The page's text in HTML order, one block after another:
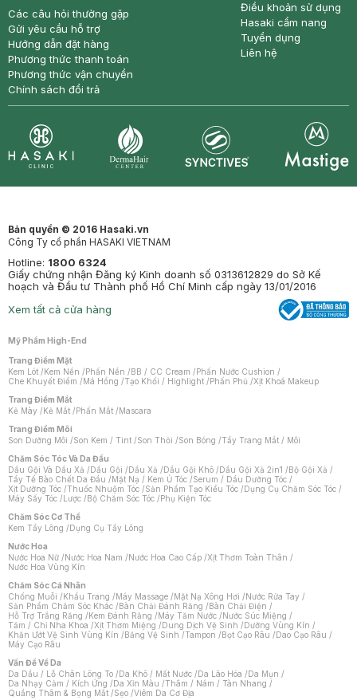
Các câu hỏi thường gặp
Gửi yêu cầu hỗ trợ
Hướng dẫn đặt hàng
Phương thức thanh toán
Phương thức vận chuyển
Chính sách đổi trả
Điều khoản sử dụng
Hasaki cẩm nang
Tuyển dụng
Liên hệ
Bản quyền © 2016 Hasaki.vn
Công Ty cổ phần HASAKI VIETNAM
Hotline: 1800 6324
Giấy chứng nhận Đăng ký Kinh doanh số 0313612829 do Sở Kế
hoạch và Đầu tư Thành phố Hồ Chí Minh cấp ngày 13/01/2016
Xem tất cả cửa hàng
Mỹ Phẩm High-End
Trang Điểm Mặt
Kem Lót /Kem Nền /Phấn Nền /BB / CC Cream /Phấn Nước Cushion /
Che Khuyết Điểm /Má Hồng /Tạo Khối / Highlight /Phấn Phủ /Xịt Khoá Makeup
Trang Điểm Mắt
Kẻ Mày /Kẻ Mắt /Phấn Mắt /Mascara
Trang Điểm Môi
Son Dưỡng Môi /Son Kem / Tint /Son Thỏi /Son Bóng /Tẩy Trang Mắt / Môi
Chăm Sóc Tóc Và Da Đầu
Dầu Gội Và Dầu Xả /Dầu Gội /Dầu Xả /Dầu Gội Khô /Dầu Gội Xả 2in1 /Bộ Gội Xả /
Tẩy Tế Bào Chết Da Đầu /Mặt Nạ / Kem Ủ Tóc /Serum / Dầu Dưỡng Tóc /
Xịt Dưỡng Tóc /Thuốc Nhuộm Tóc /Sản Phẩm Tạo Kiểu Tóc /Dụng Cụ Chăm Sóc Tóc /
Máy Sấy Tóc /Lược /Bộ Chăm Sóc Tóc /Phụ Kiện Tóc
Chăm Sóc Cơ Thể
Kem Tẩy Lông /Dụng Cụ Tẩy Lông
Nước Hoa
Nước Hoa Nữ /Nước Hoa Nam /Nước Hoa Cao Cấp /Xịt Thơm Toàn Thân /
Nước Hoa Vùng Kín
Chăm Sóc Cá Nhân
Chống Muỗi /Khẩu Trang /Máy Massage /Mặt Nạ Xông Hơi /Nước Rửa Tay /
Sản Phẩm Chăm Sóc Khác /Bàn Chải Đánh Răng /Bàn Chải Điện /
Hỗ Trợ Trắng Răng /Kem Đánh Răng /Máy Tăm Nước /Nước Súc Miệng /
Tăm / Chỉ Nha Khoa /Xịt Thơm Miệng /Dung Dịch Vệ Sinh /Dưỡng Vùng Kín /
Khăn Ướt Vệ Sinh Vùng Kín /Băng Vệ Sinh /Tampon /Bọt Cạo Râu /Dao Cạo Râu /
Máy Cạo Râu
Vấn Đề Về Da
Da Dầu / Lỗ Chân Lông To /Da Khô / Mất Nước /Da Lão Hóa /Da Mụn /
Da Nhạy Cảm / Kích Ứng /Da Xỉn Màu /Thâm / Nám / Tàn Nhang /
Quầng Thâm & Bọng Mắt /Sẹo /Viêm Da Cơ Địa